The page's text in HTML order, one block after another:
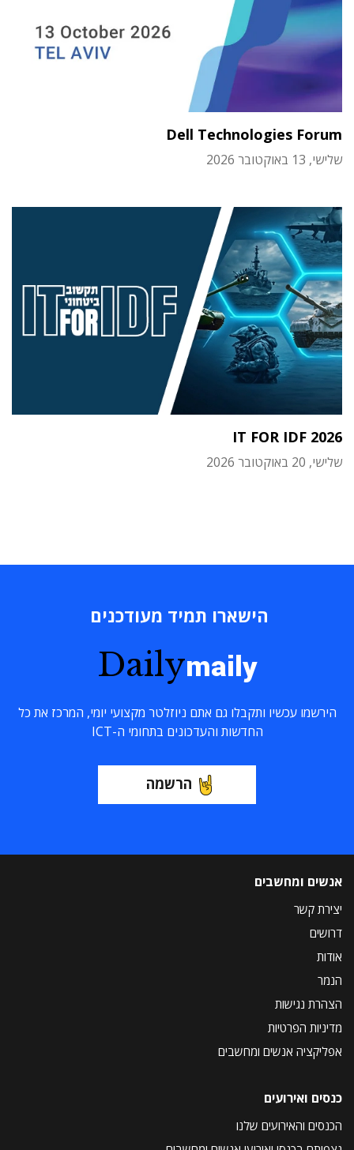
Dell Technologies Forum
שלישי, 13 באוקטובר 2026
IT FOR IDF 2026
שלישי, 20 באוקטובר 2026
הישארו תמיד מעודכנים
Dailymaily
הירשמו עכשיו ותקבלו גם אתם ניוזלטר מקצועי יומי, המרכז את כל
החדשות והעדכונים בתחומי ה-ICT
הרשמה
אנשים ומחשבים
יצירת קשר
דרושים
אודות
הנמר
הצהרת נגישות
מדיניות הפרטיות
אפליקציה אנשים ומחשבים
כנסים ואירועים
הכנסים והאירועים שלנו